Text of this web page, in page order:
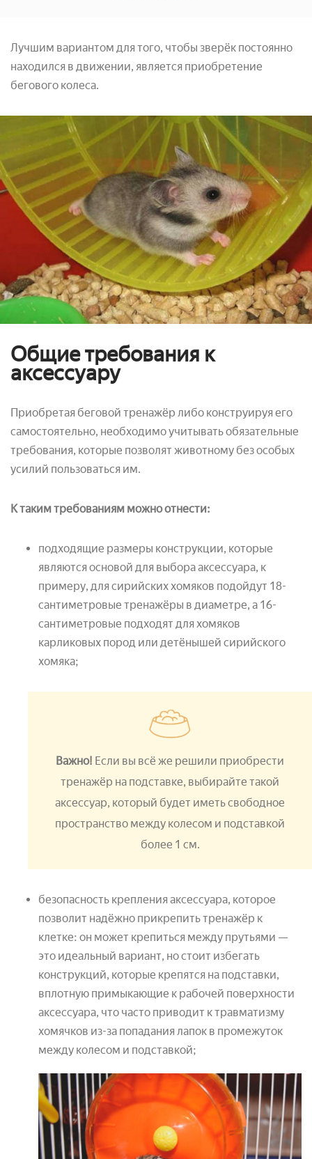
Лучшим вариантом для того, чтобы зверёк постоянно
находился в движении, является приобретение
бегового колеса.
Общие требования к
аксессуару
Приобретая беговой тренажёр либо конструируя его
самостоятельно, необходимо учитывать обязательные
требования, которые позволят животному без особых
усилий пользоваться им.
К таким требованиям можно отнести:
подходящие размеры конструкции, которые
являются основой для выбора аксессуара, к
примеру, для сирийских хомяков подойдут 18-
сантиметровые тренажёры в диаметре, а 16-
сантиметровые подходят для хомяков
карликовых пород или детёнышей сирийского
хомяка;
Важно! Если вы всё же решили приобрести
тренажёр на подставке, выбирайте такой
аксессуар, который будет иметь свободное
пространство между колесом и подставкой
более 1 см.
безопасность крепления аксессуара, которое
позволит надёжно прикрепить тренажёр к
клетке: он может крепиться между прутьями —
это идеальный вариант, но стоит избегать
конструкций, которые крепятся на подставки,
вплотную примыкающие к рабочей поверхности
аксессуара, что часто приводит к травматизму
хомячков из-за попадания лапок в промежуток
между колесом и подставкой;